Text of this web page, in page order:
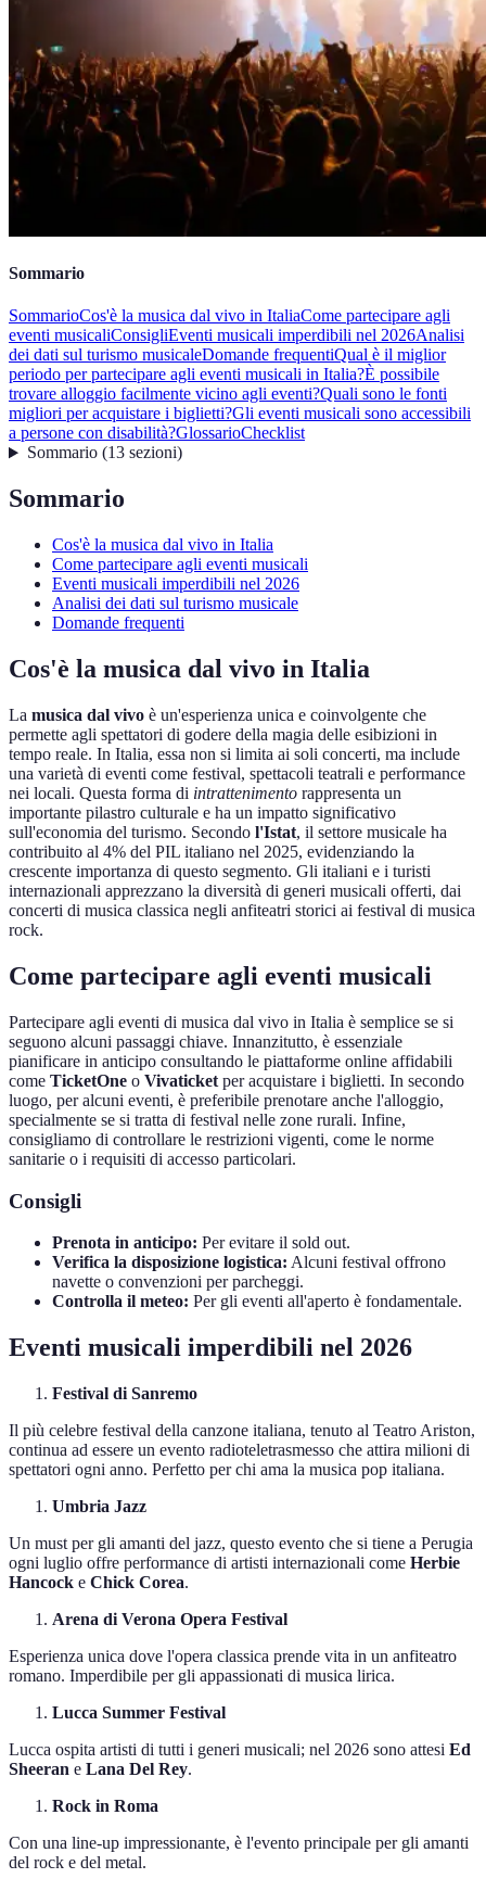
Sommario
SommarioCos'è la musica dal vivo in ItaliaCome partecipare agli
eventi musicaliConsigliEventi musicali imperdibili nel 2026Analisi
dei dati sul turismo musicaleDomande frequentiQual è il miglior
periodo per partecipare agli eventi musicali in Italia?È possibile
trovare alloggio facilmente vicino agli eventi?Quali sono le fonti
migliori per acquistare i biglietti?Gli eventi musicali sono accessibili
a persone con disabilità?GlossarioChecklist
Sommario(13 sezioni)
Sommario
Cos'è la musica dal vivo in Italia
Come partecipare agli eventi musicali
Eventi musicali imperdibili nel 2026
Analisi dei dati sul turismo musicale
Domande frequenti
Cos'è la musica dal vivo in Italia
La musica dal vivo è un'esperienza unica e coinvolgente che
permette agli spettatori di godere della magia delle esibizioni in
tempo reale. In Italia, essa non si limita ai soli concerti, ma include
una varietà di eventi come festival, spettacoli teatrali e performance
nei locali. Questa forma di intrattenimento rappresenta un
importante pilastro culturale e ha un impatto significativo
sull'economia del turismo. Secondo l'Istat, il settore musicale ha
contribuito al 4% del PIL italiano nel 2025, evidenziando la
crescente importanza di questo segmento. Gli italiani e i turisti
internazionali apprezzano la diversità di generi musicali offerti, dai
concerti di musica classica negli anfiteatri storici ai festival di musica
rock.
Come partecipare agli eventi musicali
Partecipare agli eventi di musica dal vivo in Italia è semplice se si
seguono alcuni passaggi chiave. Innanzitutto, è essenziale
pianificare in anticipo consultando le piattaforme online affidabili
come TicketOne o Vivaticket per acquistare i biglietti. In secondo
luogo, per alcuni eventi, è preferibile prenotare anche l'alloggio,
specialmente se si tratta di festival nelle zone rurali. Infine,
consigliamo di controllare le restrizioni vigenti, come le norme
sanitarie o i requisiti di accesso particolari.
Consigli
Prenota in anticipo: Per evitare il sold out.
Verifica la disposizione logistica: Alcuni festival offrono
navette o convenzioni per parcheggi.
Controlla il meteo: Per gli eventi all'aperto è fondamentale.
Eventi musicali imperdibili nel 2026
Festival di Sanremo
Il più celebre festival della canzone italiana, tenuto al Teatro Ariston,
continua ad essere un evento radioteletrasmesso che attira milioni di
spettatori ogni anno. Perfetto per chi ama la musica pop italiana.
Umbria Jazz
Un must per gli amanti del jazz, questo evento che si tiene a Perugia
ogni luglio offre performance di artisti internazionali come Herbie
Hancock e Chick Corea.
Arena di Verona Opera Festival
Esperienza unica dove l'opera classica prende vita in un anfiteatro
romano. Imperdibile per gli appassionati di musica lirica.
Lucca Summer Festival
Lucca ospita artisti di tutti i generi musicali; nel 2026 sono attesi Ed
Sheeran e Lana Del Rey.
Rock in Roma
Con una line-up impressionante, è l'evento principale per gli amanti
del rock e del metal.